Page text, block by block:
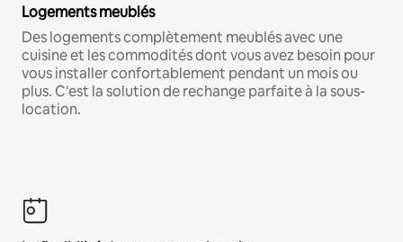
Logements meublés
Des logements complètement meublés avec une
cuisine et les commodités dont vous avez besoin pour
vous installer confortablement pendant un mois ou
plus. C'est la solution de rechange parfaite à la sous-
location.